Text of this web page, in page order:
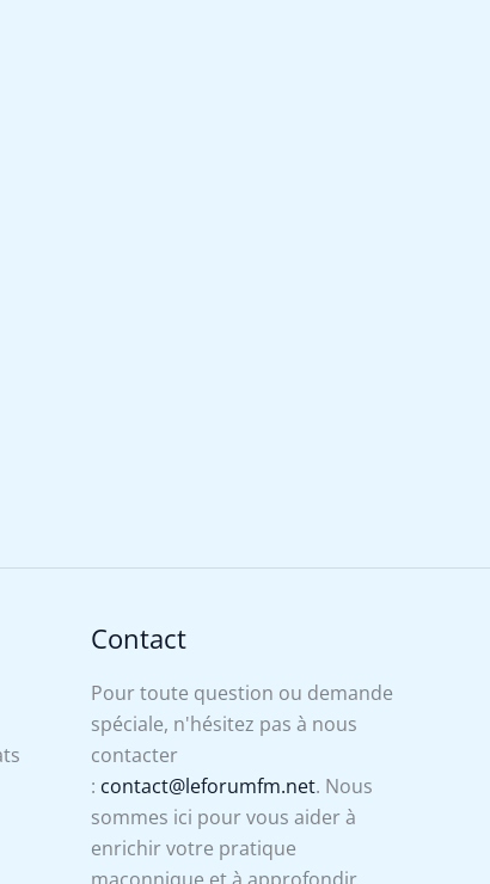
Contact
Pour toute question ou demande
spéciale, n'hésitez pas à nous
contacter
: contact@leforumfm.net. Nous
sommes ici pour vous aider à
enrichir votre pratique